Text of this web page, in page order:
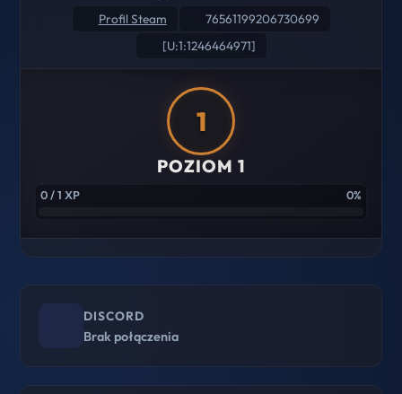
Profil Steam
76561199206730699
[U:1:1246464971]
1
POZIOM 1
0 / 1 XP 0%
DISCORD
Brak połączenia